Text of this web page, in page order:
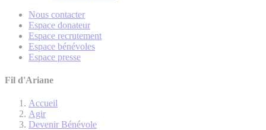
Nous contacter
Espace donateur
Espace recrutement
Espace bénévoles
Espace presse
Fil d'Ariane
Accueil
Agir
Devenir Bénévole